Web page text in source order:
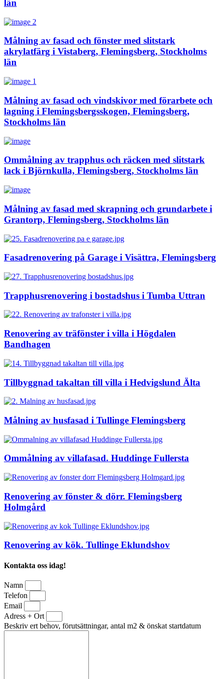
län
Målning av fasad och fönster med slitstark
akrylatfärg i Vistaberg, Flemingsberg, Stockholms
län
Målning av fasad och vindskivor med förarbete och
lagning i Flemingsbergsskogen, Flemingsberg,
Stockholms län
Ommålning av trapphus och räcken med slitstark
lack i Björnkulla, Flemingsberg, Stockholms län
Målning av fasad med skrapning och grundarbete i
Grantorp, Flemingsberg, Stockholms län
Fasadrenovering på Garage i Visättra, Flemingsberg
Trapphusrenovering i bostadshus i Tumba Uttran
Renovering av träfönster i villa i Högdalen
Bandhagen
Tillbyggnad takaltan till villa i Hedvigslund Älta
Målning av husfasad i Tullinge Flemingsberg
Ommålning av villafasad. Huddinge Fullersta
Renovering av fönster & dörr. Flemingsberg
Holmgård
Renovering av kök. Tullinge Eklundshov
Kontakta oss idag!
Namn
Telefon
Email
Adress + Ort
Beskriv ert behov, förutsättningar, antal m2 & önskat startdatum